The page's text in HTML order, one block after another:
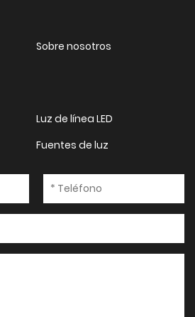
Sobre nosotros
Luz de línea LED
Fuentes de luz